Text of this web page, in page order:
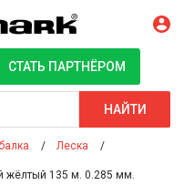
СТАТЬ ПАРТНЁРОМ
НАЙТИ
Леска
жёлтый 135 м. 0.285 мм.